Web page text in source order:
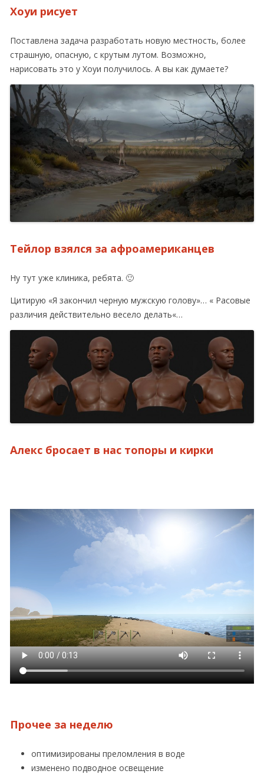
Хоуи рисует
Поставлена задача разработать новую местность, более
страшную, опасную, с крутым лутом. Возможно,
нарисовать это у Хоуи получилось. А вы как думаете?
Тейлор взялся за афроамериканцев
Ну тут уже клиника, ребята. 🙂
Цитирую «Я закончил черную мужскую голову»… « Расовые
различия действительно весело делать«…
Алекс бросает в нас топоры и кирки
Прочее за неделю
оптимизированы преломления в воде
изменено подводное освещение